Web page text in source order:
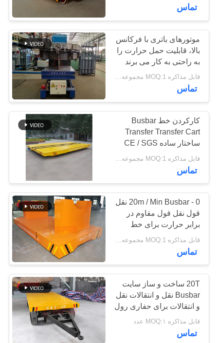
کنترل
کیفیت
تماس
بگیرید
اخبار
درخواست
نقل قول
نقشه
سایت
PRIVACY
POLICY
حمل بار ریلی
172
وسیله نقلیه هدایت
شونده اتوماتیک AGV
146
چرخ های صنعتی
مکانیومی
9
تماس
موتورهای باتری با فرکانس
بالا، قابلیت حمل حرارت را
به راحتی به کار می برند
قابل مذاکره MOQ:1 مجموعه مجموعه
تماس
کارکردن خط Busbar
Transfer Transfer Cart
ساختار ساده CE / SGS
Approval
تماس
0 - 20m / Min Busbar نقل
قول نقل قول مقاوم در
برابر حرارت برای خط
تولید
قابل مذاکره MOQ:1 مجموعه مجموعه
تماس
20T ساخت و ساز سایت
Busbar نقل و انتقالات نقل
و انتقالات برای حفاری رول
اداره راه آهن
قابل مذاکره MOQ:۱ عدد
تماس